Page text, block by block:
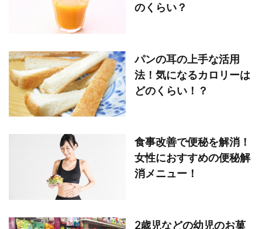
のくらい？
パンの耳の上手な活用
法！気になるカロリーは
どのくらい！？
食事改善で便秘を解消！
女性におすすめの便秘解
消メニュー！
2歳児などの幼児のお菓